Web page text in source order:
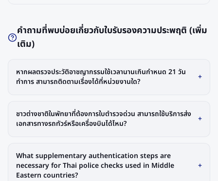
คำถามที่พบบ่อยเกี่ยวกับใบรับรองความประพฤติ (เพิ่ม
เติม)
หากผลตรวจประวัติอาชญากรรมใช้เวลานานเกินกำหนด 21 วัน
ทำการ สามารถติดตามเรื่องได้ที่หน่วยงานใด?
+
ชาวต่างชาติในพัทยาที่ต้องการใบตำรวจด่วน สามารถใช้บริการส่ง
เอกสารทางรถทัวร์หรือเครื่องบินได้ไหม?
+
What supplementary authentication steps are
necessary for Thai police checks used in Middle
Eastern countries?
+